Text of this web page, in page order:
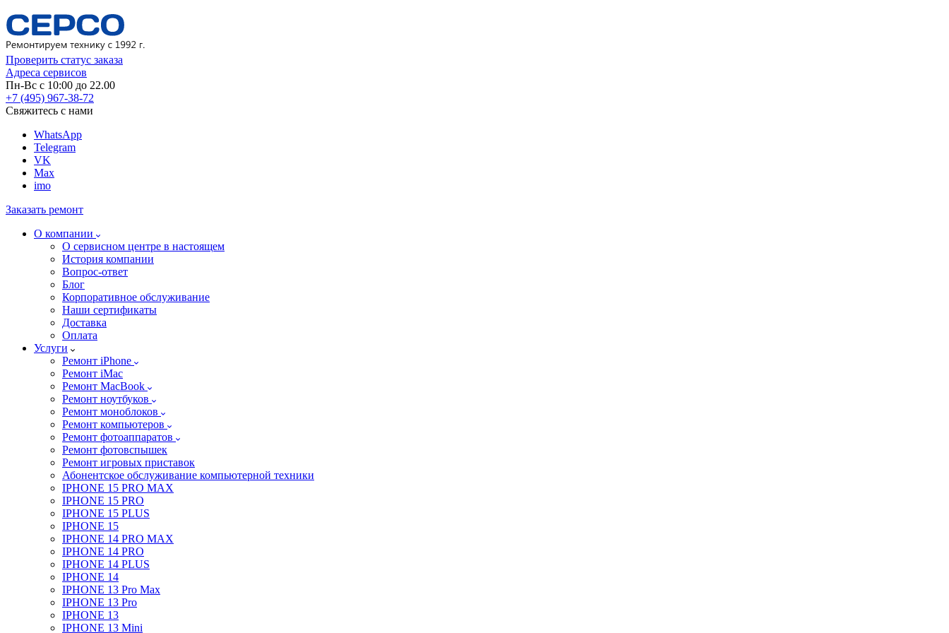
Проверить статус заказа
Адреса сервисов
Пн-Вс с 10:00 до 22.00
+7 (495) 967-38-72
Свяжитесь с нами
WhatsApp
Telegram
VK
Max
imo
Заказать ремонт
О компании
О сервисном центре в настоящем
История компании
Вопрос-ответ
Блог
Корпоративное обслуживание
Наши сертификаты
Доставка
Оплата
Услуги
Ремонт iPhone
Ремонт iMac
Ремонт MacBook
Ремонт ноутбуков
Ремонт моноблоков
Ремонт компьютеров
Ремонт фотоаппаратов
Ремонт фотовспышек
Ремонт игровых приставок
Абонентское обслуживание компьютерной техники
IPHONE 15 PRO MAX
IPHONE 15 PRO
IPHONE 15 PLUS
IPHONE 15
IPHONE 14 PRO MAX
IPHONE 14 PRO
IPHONE 14 PLUS
IPHONE 14
IPHONE 13 Pro Max
IPHONE 13 Pro
IPHONE 13
IPHONE 13 Mini